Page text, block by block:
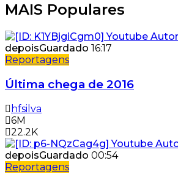
MAIS Populares
depoisGuardado 16:17
Reportagens
Última chega de 2016
hfsilva
6M
22.2K
depoisGuardado 00:54
Reportagens